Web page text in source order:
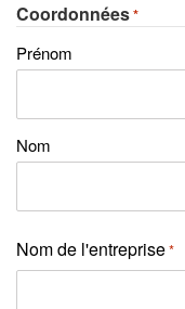
Coordonnées*
Prénom
Nom
Nom de l'entreprise*